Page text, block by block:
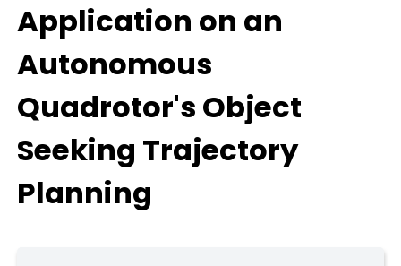
Application on an
Autonomous
Quadrotor's Object
Seeking Trajectory
Planning